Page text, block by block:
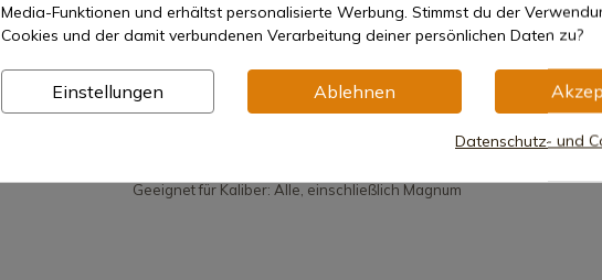
Länge: 269 mm
Minimale Ringhöhe: 8,5 mm
Geeignet für Kaliber: Alle, einschließlich Magnum
Media-Funktionen und erhältst personalisierte Werbung. Stimmst du der
Cookies und der damit verbundenen Verarbeitung deiner persönlichen Daten zu?
Einstellungen Ablehnen
Datenschutz- und